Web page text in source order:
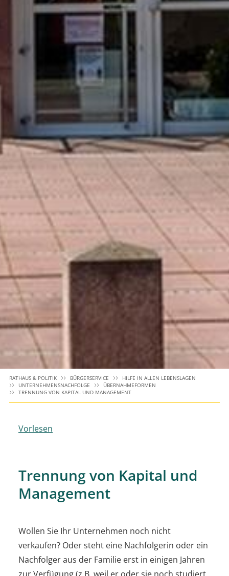
RATHAUS & POLITIK BÜRGERSERVICE
HILFE IN ALLEN LEBENSLAGEN
UNTERNEHMENSNACHFOLGE
ÜBERNAHMEFORMEN
TRENNUNG VON KAPITAL UND MANAGEMENT
Vorlesen
Trennung von Kapital und
Management
Wollen Sie Ihr Unternehmen noch nicht
verkaufen? Oder steht eine Nachfolgerin oder ein
Nachfolger aus der Familie erst in einigen Jahren